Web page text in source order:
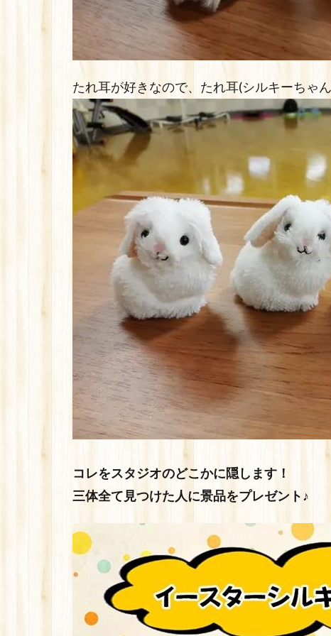
たれ耳が好きなので、たれ耳(シルキーちゃ
コレをスタジオのどこかに隠します！
三体全て見つけた人に景品をプレゼント♪